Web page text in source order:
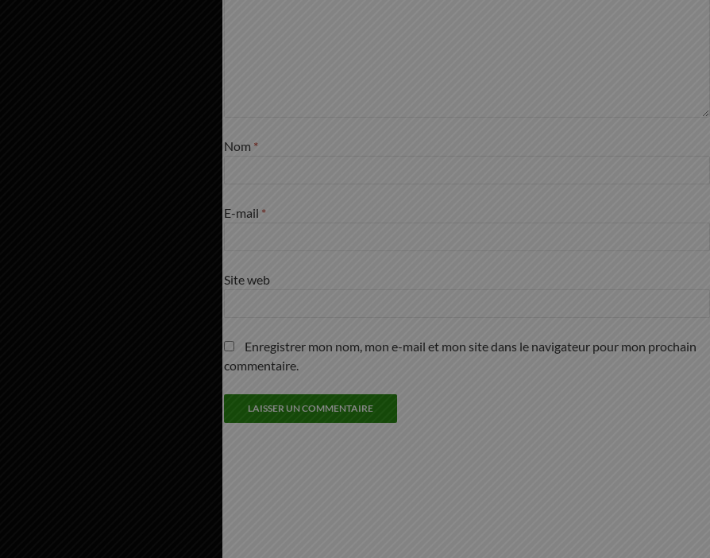
Nom *
E-mail *
Site web
Enregistrer mon nom, mon e-mail et mon site dans le navigateur pour mon prochain
commentaire.